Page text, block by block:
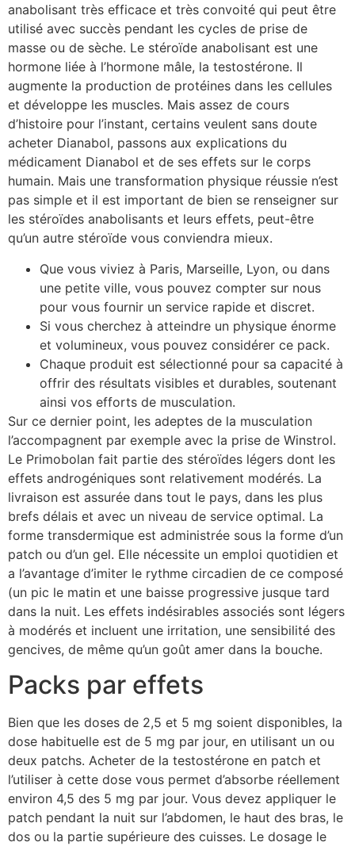
anabolisant très efficace et très convoité qui peut être
utilisé avec succès pendant les cycles de prise de
masse ou de sèche. Le stéroïde anabolisant est une
hormone liée à l’hormone mâle, la testostérone. Il
augmente la production de protéines dans les cellules
et développe les muscles. Mais assez de cours
d’histoire pour l’instant, certains veulent sans doute
acheter Dianabol, passons aux explications du
médicament Dianabol et de ses effets sur le corps
humain. Mais une transformation physique réussie n’est
pas simple et il est important de bien se renseigner sur
les stéroïdes anabolisants et leurs effets, peut-être
qu’un autre stéroïde vous conviendra mieux.
Que vous viviez à Paris, Marseille, Lyon, ou dans
une petite ville, vous pouvez compter sur nous
pour vous fournir un service rapide et discret.
Si vous cherchez à atteindre un physique énorme
et volumineux, vous pouvez considérer ce pack.
Chaque produit est sélectionné pour sa capacité à
offrir des résultats visibles et durables, soutenant
ainsi vos efforts de musculation.
Sur ce dernier point, les adeptes de la musculation
l’accompagnent par exemple avec la prise de Winstrol.
Le Primobolan fait partie des stéroïdes légers dont les
effets androgéniques sont relativement modérés. La
livraison est assurée dans tout le pays, dans les plus
brefs délais et avec un niveau de service optimal. La
forme transdermique est administrée sous la forme d’un
patch ou d’un gel. Elle nécessite un emploi quotidien et
a l’avantage d’imiter le rythme circadien de ce composé
(un pic le matin et une baisse progressive jusque tard
dans la nuit. Les effets indésirables associés sont légers
à modérés et incluent une irritation, une sensibilité des
gencives, de même qu’un goût amer dans la bouche.
Packs par effets
Bien que les doses de 2,5 et 5 mg soient disponibles, la
dose habituelle est de 5 mg par jour, en utilisant un ou
deux patchs. Acheter de la testostérone en patch et
l’utiliser à cette dose vous permet d’absorbe réellement
environ 4,5 des 5 mg par jour. Vous devez appliquer le
patch pendant la nuit sur l’abdomen, le haut des bras, le
dos ou la partie supérieure des cuisses. Le dosage le